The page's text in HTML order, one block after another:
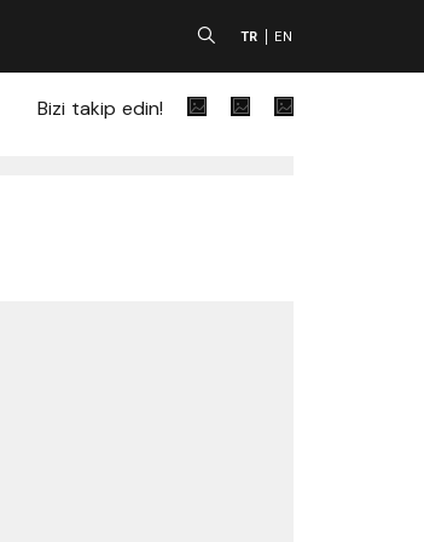
A TR EN
Bizi takip edin!